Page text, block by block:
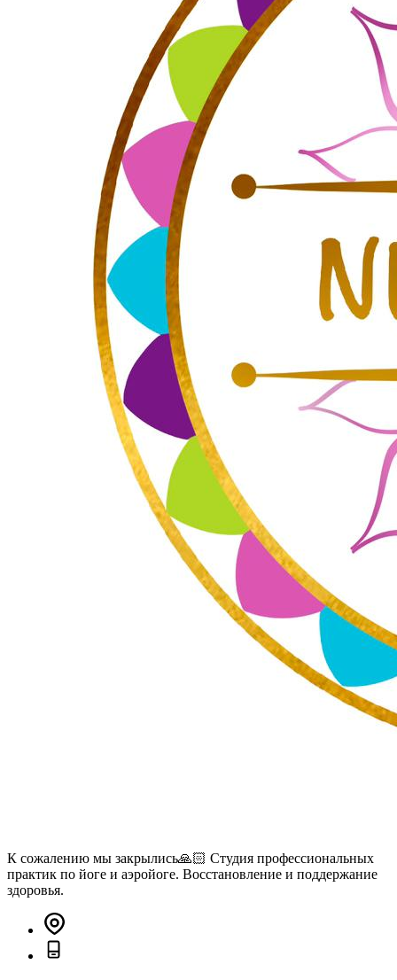
К сожалению мы закрылись🙏🏻 Студия профессиональных
практик по йоге и аэройоге. Восстановление и поддержание
здоровья.